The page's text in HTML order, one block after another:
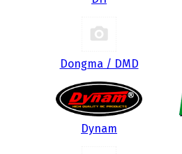
Dongma / DMD
Dynam